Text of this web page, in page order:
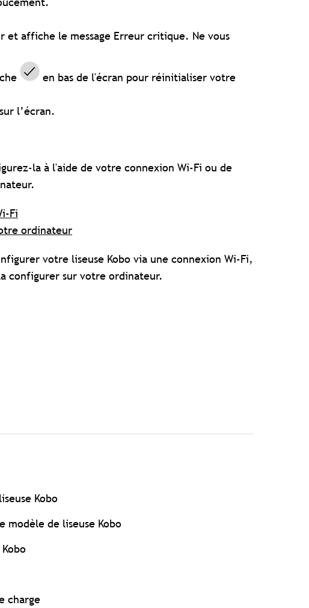
et affiche le message Erreur critique. Ne vous
en bas de l'écran pour réinitialiser votre
l’écran.
la à l'aide de votre connexion Wi-Fi ou de
Fi
ordinateur
votre liseuse Kobo via une connexion Wi-Fi,
configurer sur votre ordinateur.
Kobo
modèle de liseuse Kobo
charge